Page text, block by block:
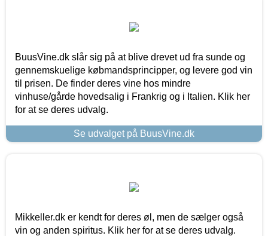
BuusVine.dk slår sig på at blive drevet ud fra sunde og
gennemskuelige købmandsprincipper, og levere god vin
til prisen. De finder deres vine hos mindre
vinhuse/gårde hovedsalig i Frankrig og i Italien. Klik her
for at se deres udvalg.
Se udvalget på BuusVine.dk
Mikkeller.dk er kendt for deres øl, men de sælger også
vin og anden spiritus. Klik her for at se deres udvalg.